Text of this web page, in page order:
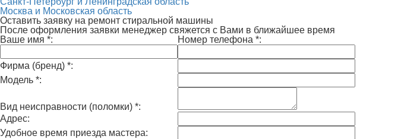
Москва и Московская область
Оставить заявку на ремонт стиральной машины
После оформления заявки менеджер свяжется с Вами в ближайшее время
Ваше имя *: Номер телефона *:
Фирма (бренд) *:
Модель *:
Вид неисправности (поломки) *:
Адрес:
Удобное время приезда мастера: